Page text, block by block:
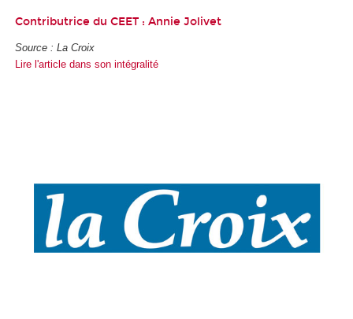
Contributrice du CEET : Annie Jolivet
Source : La Croix
Lire l'article dans son intégralité